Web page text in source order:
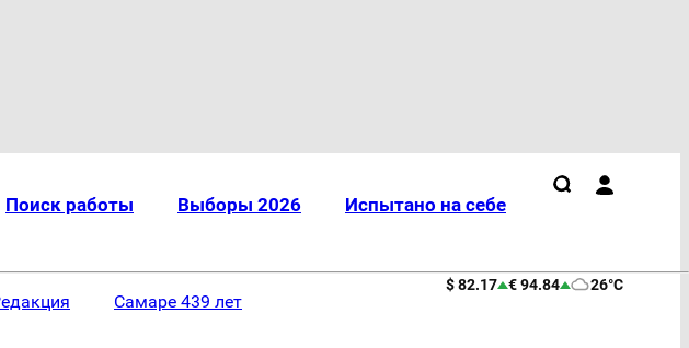
Поиск работы Выборы 2026 Испытано на себе
Самаре 439 лет
$ 82.17 € 94.84 26°C